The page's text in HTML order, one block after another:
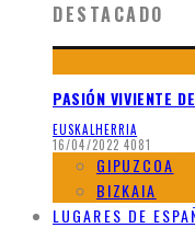
DESTACADO
PASIÓN VIVIENTE
EUSKALHERRIA
16/04/2022 4081
GIPUZCOA
BIZKAIA
LUGARES DE